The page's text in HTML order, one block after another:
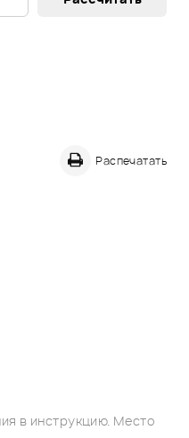
Распечатать
в инструкцию. Место